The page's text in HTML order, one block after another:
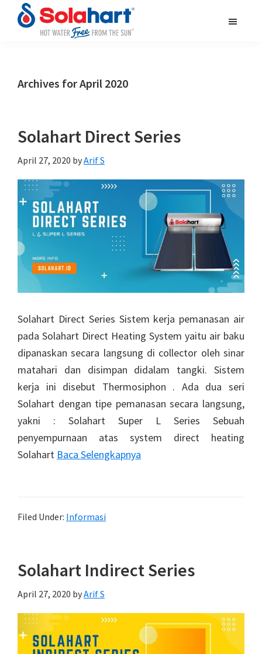
Archives for April 2020
Solahart Direct Series
April 27, 2020 byArif S
Solahart Direct Series Sistem kerja pemanasan air
pada Solahart Direct Heating System yaitu air baku
dipanaskan secara langsung di collector oleh sinar
matahari dan disimpan didalam tangki. Sistem
kerja ini disebut Thermosiphon . Ada dua seri
Solahart dengan tipe pemanasan secara langsung,
yakni : Solahart Super L Series Sebuah
penyempurnaan atas system direct heating
Solahart Baca Selengkapnya
Filed Under: Informasi
Solahart Indirect Series
April 27, 2020 byArif S